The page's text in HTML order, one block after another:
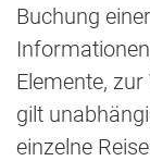
Buchung
Elemente,
gilt
einzelne